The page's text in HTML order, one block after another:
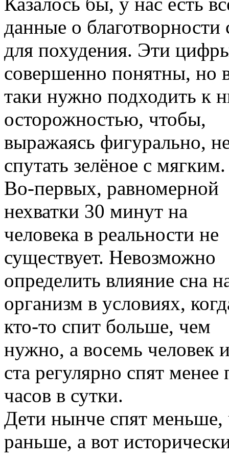
данные о благотворности
для похудения. Эти
совершенно понятны, но
таки нужно подходить к
осторожностью, чтобы,
выражаясь фигурально,
спутать зелёное с мягким.
Во-первых, равномерной
нехватки 30 минут на
человека в реальности не
существует. Невозможно
определить влияние сна
организм в условиях,
кто-то спит больше, чем
нужно, а восемь человек
ста регулярно спят менее
часов в сутки.
Дети нынче спят меньше,
раньше, а вот